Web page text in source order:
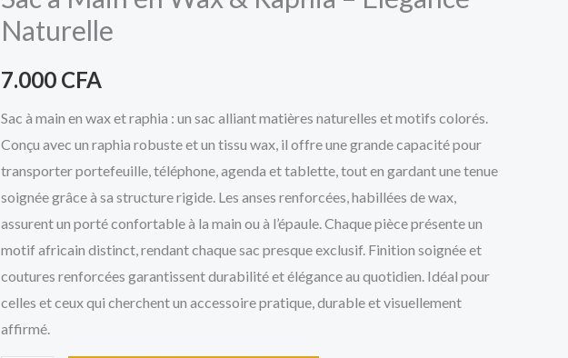
Naturelle
7.000 CFA
Sac à main en wax et raphia : un sac alliant matières naturelles et motifs colorés.
Conçu avec un raphia robuste et un tissu wax, il offre une grande capacité pour
transporter portefeuille, téléphone, agenda et tablette, tout en gardant une tenue
soignée grâce à sa structure rigide. Les anses renforcées, habillées de wax,
assurent un porté confortable à la main ou à l’épaule. Chaque pièce présente un
motif africain distinct, rendant chaque sac presque exclusif. Finition soignée et
coutures renforcées garantissent durabilité et élégance au quotidien. Idéal pour
celles et ceux qui cherchent un accessoire pratique, durable et visuellement
affirmé.
à
Main
Wax
&
Raphia
–
Élégance
Naturelle